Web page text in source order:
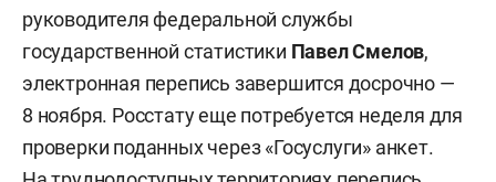
руководителя федеральной службы
государственной статистики Павел Смелов,
электронная перепись завершится досрочно —
8 ноября. Росстату еще потребуется неделя для
проверки поданных через «Госуслуги» анкет.